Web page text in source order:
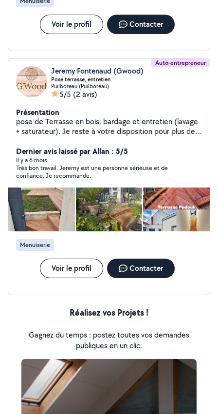
Voir le profil Contacter
Auto-entrepreneur
Jeremy Fontenaud (Gwood)
Pose terrasse, entretien
Puilboreau (Puilboreau)
5/5 (2 avis)
Présentation
pose de Terrasse en bois, bardage et entretien (lavage
+ saturateur). Je reste à votre disposition pour plus de
Dernier avis laissé par Allan : 5/5
Il y a 6 mois
Très bon travail. Jeremy est une personne sérieuse et de
confiance. Je recommande.
Menuiserie
Voir le profil Contacter
Réalisez vos Projets !
Gagnez du temps : postez toutes vos demandes
publiques en un clic.